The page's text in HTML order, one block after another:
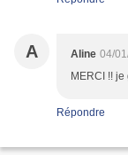
A Aline 04/
MERCI !!
Répondre